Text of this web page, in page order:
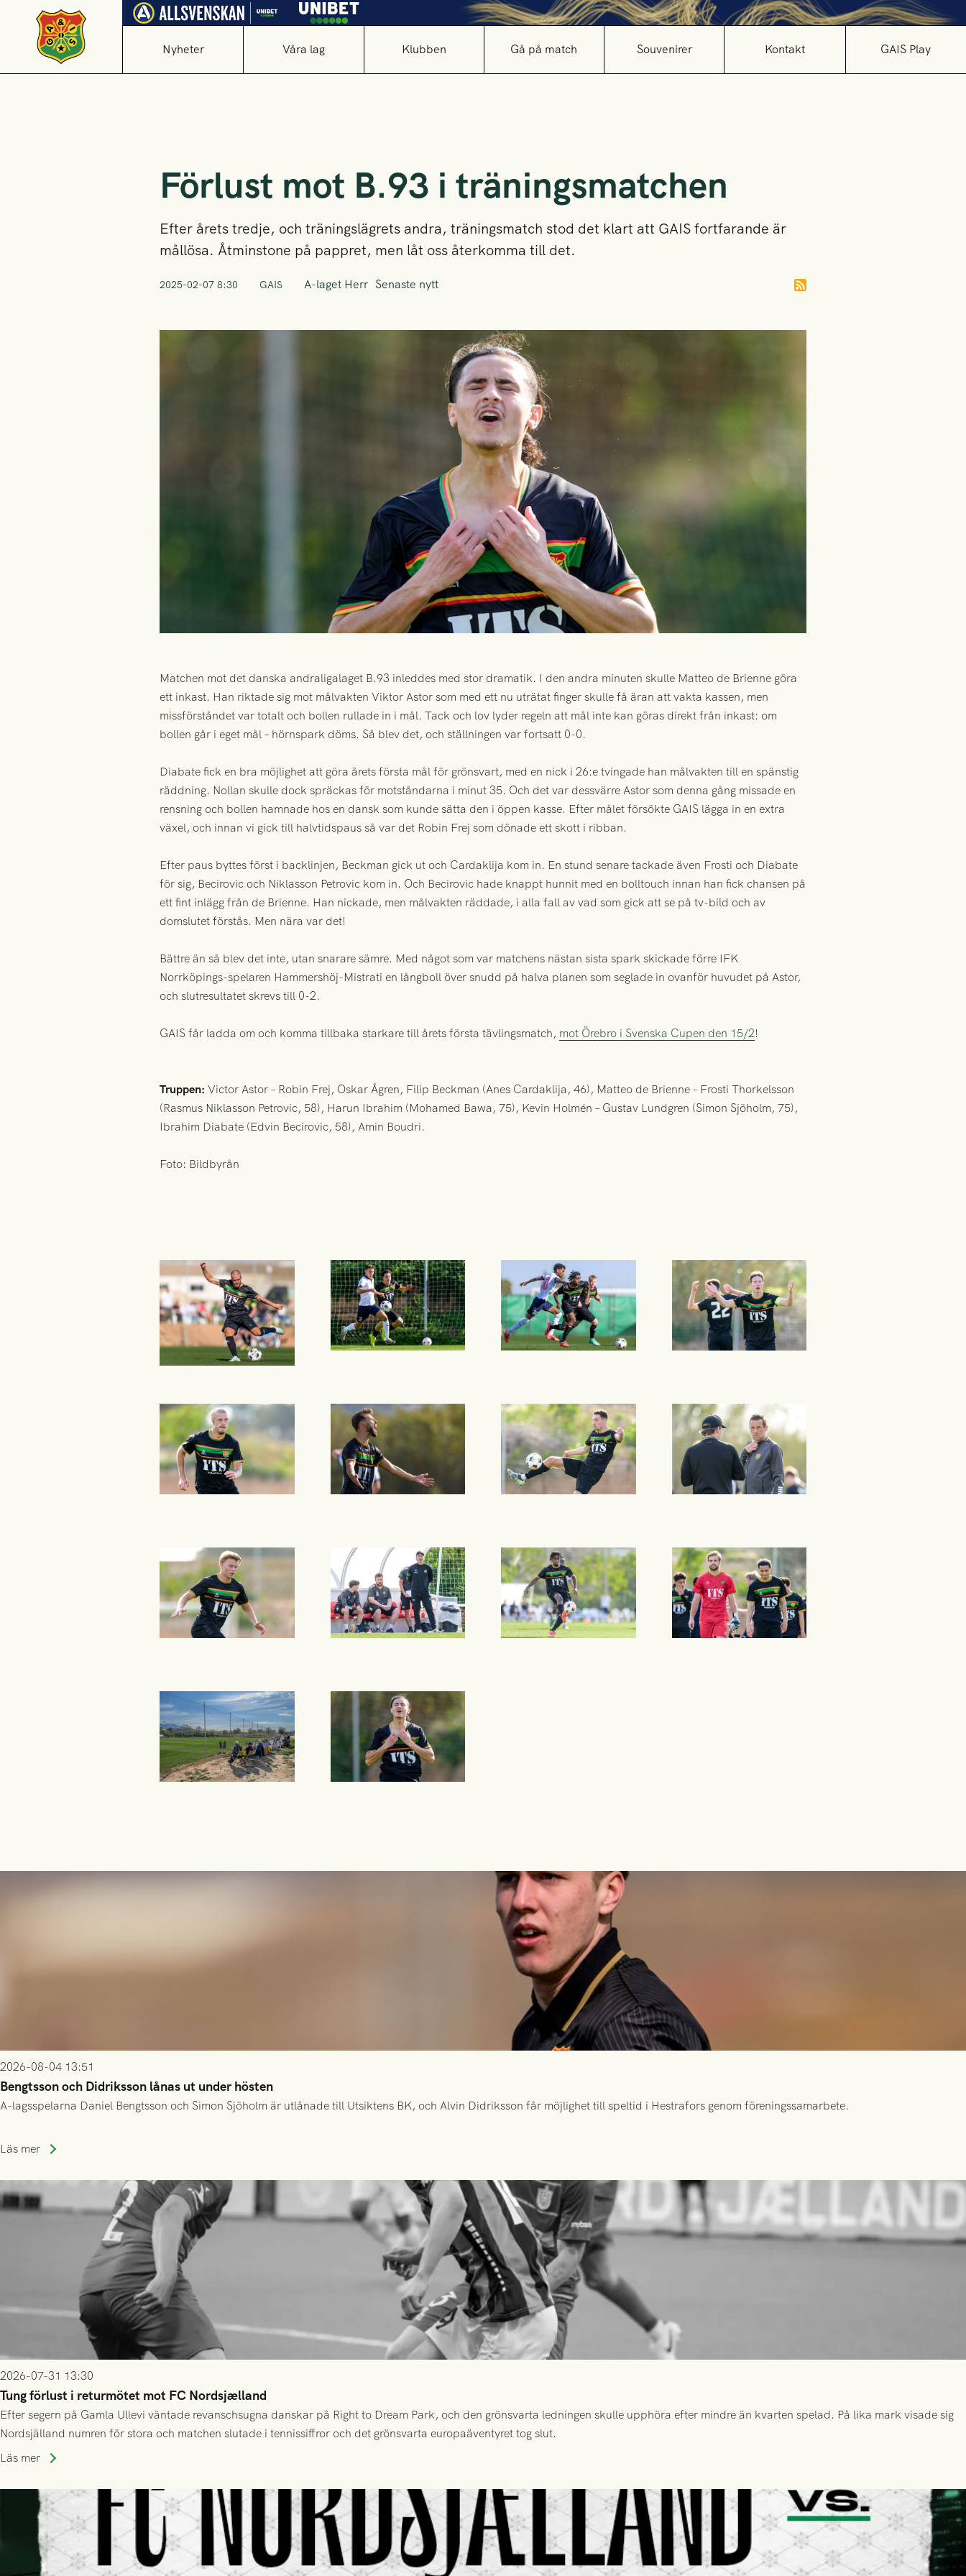
Nyheter Våra lag Klubben Gå på match Souvenirer Kontakt GAIS Play
Förlust mot B.93 i träningsmatchen
Efter årets tredje, och träningslägrets andra, träningsmatch stod det klart att GAIS fortfarande är
mållösa. Åtminstone på pappret, men låt oss återkomma till det.
2025-02-07 8:30 GAIS A-laget Herr Senaste nytt
Matchen mot det danska andraligalaget B.93 inleddes med stor dramatik. I den andra minuten skulle Matteo de Brienne göra
ett inkast. Han riktade sig mot målvakten Viktor Astor som med ett nu uträtat finger skulle få äran att vakta kassen, men
missförståndet var totalt och bollen rullade in i mål. Tack och lov lyder regeln att mål inte kan göras direkt från inkast: om
bollen går i eget mål – hörnspark döms. Så blev det, och ställningen var fortsatt 0-0.
Diabate fick en bra möjlighet att göra årets första mål för grönsvart, med en nick i 26:e tvingade han målvakten till en spänstig
räddning. Nollan skulle dock spräckas för motståndarna i minut 35. Och det var dessvärre Astor som denna gång missade en
rensning och bollen hamnade hos en dansk som kunde sätta den i öppen kasse. Efter målet försökte GAIS lägga in en extra
växel, och innan vi gick till halvtidspaus så var det Robin Frej som dönade ett skott i ribban.
Efter paus byttes först i backlinjen, Beckman gick ut och Cardaklija kom in. En stund senare tackade även Frosti och Diabate
för sig, Becirovic och Niklasson Petrovic kom in. Och Becirovic hade knappt hunnit med en bolltouch innan han fick chansen på
ett fint inlägg från de Brienne. Han nickade, men målvakten räddade, i alla fall av vad som gick att se på tv-bild och av
domslutet förstås. Men nära var det!
Bättre än så blev det inte, utan snarare sämre. Med något som var matchens nästan sista spark skickade förre IFK
Norrköpings-spelaren Hammershöj-Mistrati en långboll över snudd på halva planen som seglade in ovanför huvudet på Astor,
och slutresultatet skrevs till 0-2.
GAIS får ladda om och komma tillbaka starkare till årets första tävlingsmatch, mot Örebro i Svenska Cupen den 15/2!
Truppen: Victor Astor – Robin Frej, Oskar Ågren, Filip Beckman (Anes Cardaklija, 46), Matteo de Brienne – Frosti Thorkelsson
(Rasmus Niklasson Petrovic, 58), Harun Ibrahim (Mohamed Bawa, 75), Kevin Holmén – Gustav Lundgren (Simon Sjöholm, 75),
Ibrahim Diabate (Edvin Becirovic, 58), Amin Boudri.
Foto: Bildbyrån
2026-08-04 13:51
Bengtsson och Didriksson lånas ut under hösten
A-lagsspelarna Daniel Bengtsson och Simon Sjöholm är utlånade till Utsiktens BK, och Alvin Didriksson får möjlighet till speltid i Hestrafors genom föreningssamarbete.
Läs mer
2026-07-31 13:30
Tung förlust i returmötet mot FC Nordsjælland
Efter segern på Gamla Ullevi väntade revanschsugna danskar på Right to Dream Park, och den grönsvarta ledningen skulle upphöra efter mindre än kvarten spelad. På lika mark visade sig
Nordsjälland numren för stora och matchen slutade i tennissiffror och det grönsvarta europaäventyret tog slut.
Läs mer